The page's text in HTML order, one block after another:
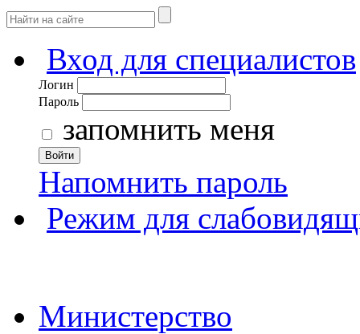
Вход для специалистов
Логин
Пароль
запомнить меня
Войти
Напомнить пароль
Режим для
Министерство